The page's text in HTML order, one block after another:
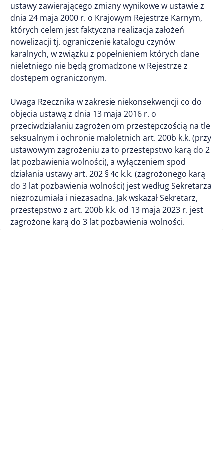
ustawy zawierającego zmiany wynikowe w ustawie z
dnia 24 maja 2000 r. o Krajowym Rejestrze Karnym,
których celem jest faktyczna realizacja założeń
nowelizacji tj. ograniczenie katalogu czynów
karalnych, w związku z popełnieniem których dane
nieletniego nie będą gromadzone w Rejestrze z
dostępem ograniczonym.
Uwaga Rzecznika w zakresie niekonsekwencji co do
objęcia ustawą z dnia 13 maja 2016 r. o
przeciwdziałaniu zagrożeniom przestępczością na tle
seksualnym i ochronie małoletnich art. 200b k.k. (przy
ustawowym zagrożeniu za to przestępstwo karą do 2
lat pozbawienia wolności), a wyłączeniem spod
działania ustawy art. 202 § 4c k.k. (zagrożonego karą
do 3 lat pozbawienia wolności) jest według Sekretarza
niezrozumiała i niezasadna. Jak wskazał Sekretarz,
przestępstwo z art. 200b k.k. od 13 maja 2023 r. jest
zagrożone karą do 3 lat pozbawienia wolności.